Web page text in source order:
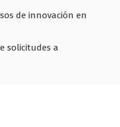
de innovación en
solicitudes a